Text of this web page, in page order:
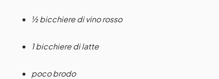
½ bicchiere di vino rosso
1 bicchiere di latte
poco brodo